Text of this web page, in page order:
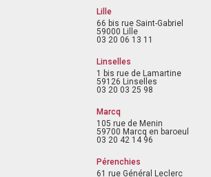
Lille
66 bis rue Saint-Gabriel
59000 Lille
03 20 06 13 11
Linselles
1 bis rue de Lamartine
59126 Linselles
03 20 03 25 98
Marcq
105 rue de Menin
59700 Marcq en baroeul
03 20 42 14 96
Pérenchies
61 rue Général Leclerc